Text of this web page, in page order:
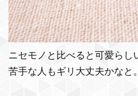
ニセモノと比べると可愛ら
苦手な人もギリ大丈夫かなと。